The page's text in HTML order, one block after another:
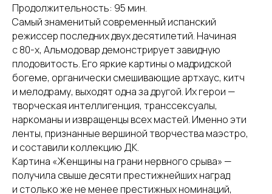
Продолжительность: 95 мин.
Самый знаменитый современный испанский
режиссер последних двух десятилетий. Начиная
с 80-х, Альмодовар демонстрирует завидную
плодовитость. Его яркие картины о мадридской
богеме, органически смешивающие артхаус, китч
и мелодраму, выходят одна за другой. Их герои —
творческая интеллигенция, транссексуалы,
наркоманы и извращенцы всех мастей. Именно эти
ленты, признанные вершиной творчества маэстро,
и составили коллекцию ДК.
Картина «Женщины на грани нервного срыва» —
получила свыше десяти престижнейших наград
и столько же не менее престижных номинаций,